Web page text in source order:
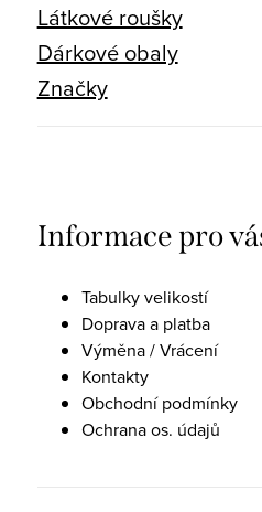
Látkové roušky
Dárkové obaly
Značky
Informace pro
Tabulky velikostí
Doprava a platba
Výměna / Vrácení
Kontakty
Obchodní podmínky
Ochrana os. údajů